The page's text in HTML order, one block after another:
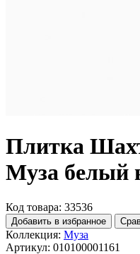
Плитка
Муза белый
Код товара: 33536
Добавить в избранное
Коллекция: Муза
Артикул: 010100001161